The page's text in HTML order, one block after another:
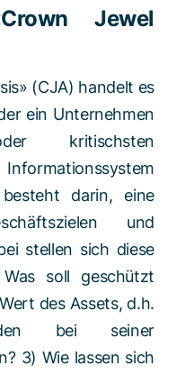
Jewel
(CJA) handelt es
ein Unternehmen
kritischsten
darin, eine
und
stellen sich diese
soll geschützt
des Assets, d.h.
bei seiner
3) Wie lassen sich